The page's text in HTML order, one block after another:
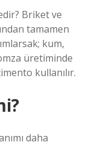
Briket ve
tamamen
kum,
üretiminde
kullanılır.
daha